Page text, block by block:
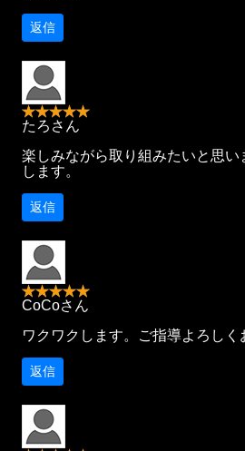
返信
たろさん
楽しみながら取り組みたいと思い
します。
返信
CoCoさん
ワクワクします。ご指導よろしく
返信